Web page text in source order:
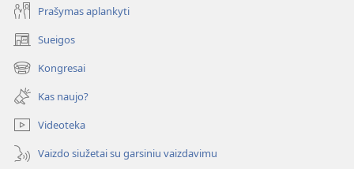
Prašymas aplankyti
Sueigos
(atsiveria
naujas
langas)
Kongresai
(atsiveria
naujas
langas)
Kas naujo?
Videoteka
Vaizdo siužetai su garsiniu vaizdavimu